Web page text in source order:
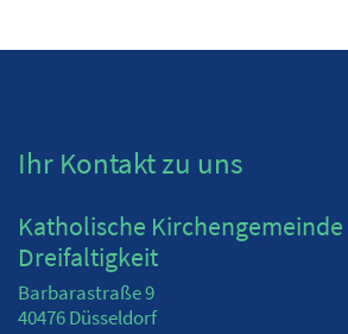
Ihr Kontakt zu uns
Katholische
Dreifaltigkeit
Barbarastraße 9
40476Düsseldorf